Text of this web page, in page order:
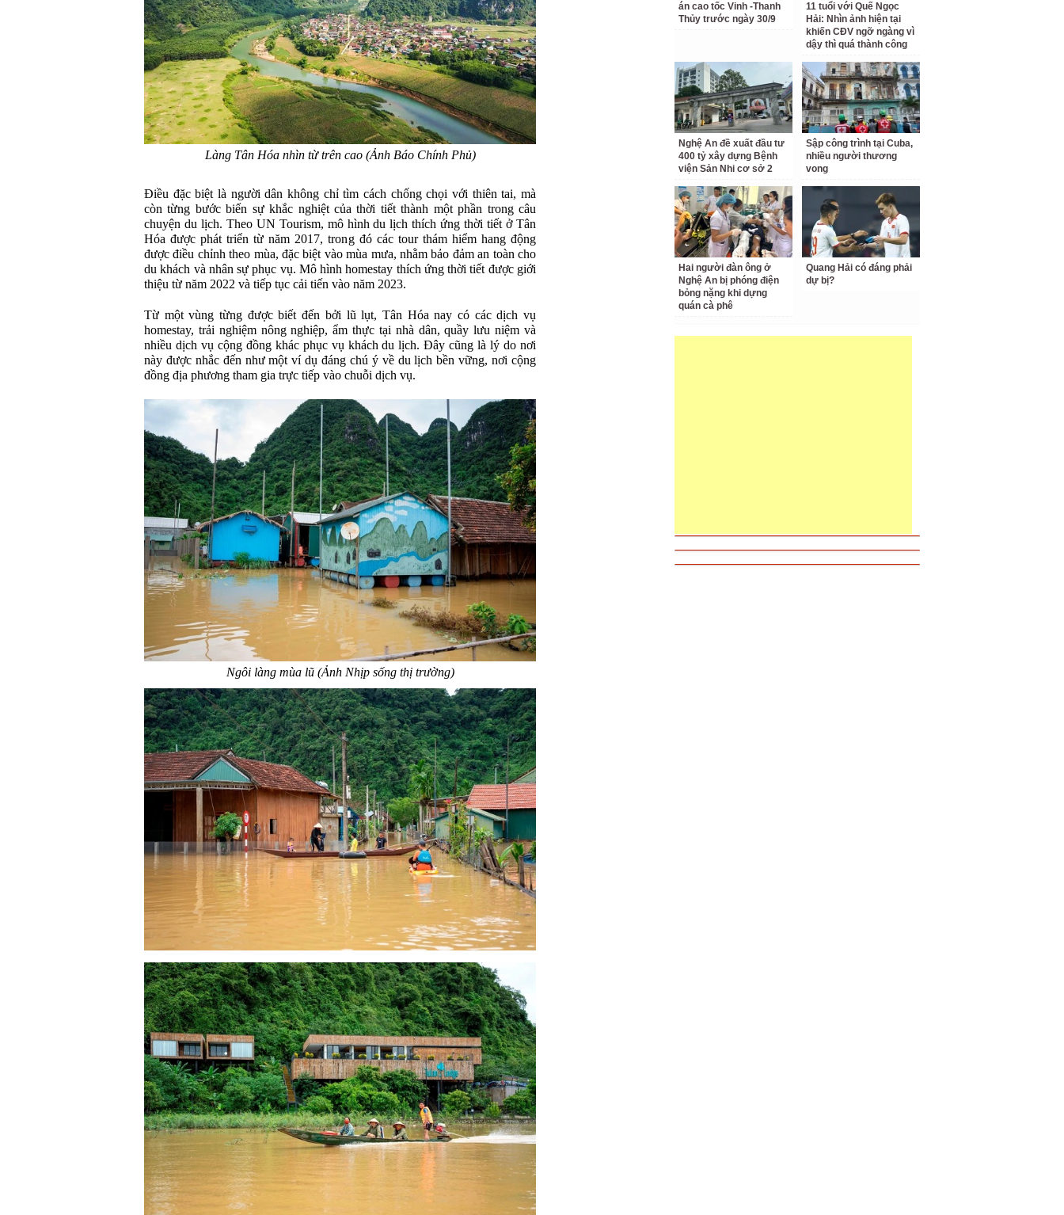
Làng Tân Hóa nhìn từ trên cao (Ảnh Báo Chính Phủ)
Điều đặc biệt là người dân không chỉ tìm cách chống chọi với thiên tai, mà
còn từng bước biến sự khắc nghiệt của thời tiết thành một phần trong câu
chuyện du lịch. Theo UN Tourism, mô hình du lịch thích ứng thời tiết ở Tân
Hóa được phát triển từ năm 2017, trong đó các tour thám hiểm hang động
được điều chỉnh theo mùa, đặc biệt vào mùa mưa, nhằm bảo đảm an toàn cho
du khách và nhân sự phục vụ. Mô hình homestay thích ứng thời tiết được giới
thiệu từ năm 2022 và tiếp tục cải tiến vào năm 2023.
Từ một vùng từng được biết đến bởi lũ lụt, Tân Hóa nay có các dịch vụ
homestay, trải nghiệm nông nghiệp, ẩm thực tại nhà dân, quầy lưu niệm và
nhiều dịch vụ cộng đồng khác phục vụ khách du lịch. Đây cũng là lý do nơi
này được nhắc đến như một ví dụ đáng chú ý về du lịch bền vững, nơi cộng
đồng địa phương tham gia trực tiếp vào chuỗi dịch vụ.
Ngôi làng mùa lũ (Ảnh Nhịp sống thị trường)
án cao tốc Vinh -Thanh
Thủy trước ngày 30/9
11 tuổi với Quế Ngọc
Hải: Nhìn ảnh hiện tại
khiến CĐV ngỡ ngàng vì
dậy thì quá thành công
Nghệ An đề xuất đầu tư
400 tỷ xây dựng Bệnh
viện Sản Nhi cơ sở 2
Sập công trình tại Cuba,
nhiều người thương
vong
Hai người đàn ông ở
Nghệ An bị phóng điện
bỏng nặng khi dựng
quán cà phê
Quang Hải có đáng phải
dự bị?